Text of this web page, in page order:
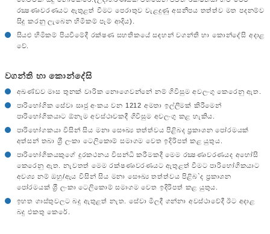
රක්‍ෂණාවරණයට ඇතුළත් වීමට පෙරාතුව වැළදුණු අසනීපය තත්ත්ව මත පදනම්ව
සිදු කරනු ලැබෙන හිමිකම් පෑම් ආදිය).
සියළු හිමිකම් පියවීමේදී රක්ෂණ සහතිකයේ සඳහන් වගන්ති හා කොන්දේසි අදාළ
වේ.
වගන්ති හා කොන්දේසි
අඛණ්ඩව මාස තුනක් වාරික නොගෙවන්නේ නම් ගිවිසුම අවලංගු කෙරෙනු ඇත.
පාරිභෝගික සේවා සෘජු අංකය වන 1212 අමතා ඉල්ලීමක් කිරීමෙන්
පාරිභෝගිකයාට ඕනෑම අවස්ථාවකදී ගිවිසුම අවලංගු කළ හැකිය.
පාරිභෝගකයා විසින් සිය මනා සෞඛ්‍ය තත්ත්වය පිළිබද ප‍්‍රකාශන පෝරමයක්
අත්සන් තබා ශ‍්‍රී ලංකා ටෙලිකොම් සමාගම වෙත ඉදිරිපත් කළ යුතුය.
පාරිභෝගිකයකුගේ දුරකථනය විසන්ධි කරීමකදී මෙම රක්‍ෂණාවරණයද අහෝසි
කෙරෙනු ඇත. නැවතත් මෙම රක්ෂණාවරණයට ඇතුළත් වීමට පාරිභෝගිකයාට
අවශ්‍ය නම් ඔහු/ඇය විසින් සිය මනා සෞඛ්‍ය තත්ත්වය පිළිබ`ද ප‍්‍රකාශන
පෝරමයක් ශ‍්‍රී ලංකා ටෙලිකොම් සමාගම වෙත ඉදිරිපත් කළ යුතුය.
ඉහත ගාස්තුවලට බදු ඇතුළත් නැත. සේවා මිලදී ගන්නා අවස්ථාවේදී ඊට අදාළ
බදු එකතු කෙරේ.